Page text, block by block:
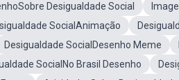
Desigualdade Social
SocialAnimação
Desigualdade SocialDesenho Meme
SocialNo Brasil Desenho